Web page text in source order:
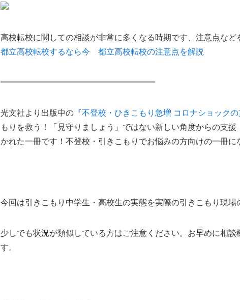
高校転校に関しての相談が非常に多くなる時期です、注意点など
都立高校転校するなら今 都立高校転校の注意点を解説
━━━━━━━━━━━━━━━━━━━
光文社より出版中の 『不登校・ひきこもり急増 コロナショックの
もりを救う！「見守りましょう」ではない新しい角度からの支
かれた一冊です！不登校・引きこもりでお悩みの方向けの一冊に
今回は引きこもり中学生・高校生の実態を実際の引きこもり現場
少しでも状況が類似している方はご注意ください。お早めに相
す。